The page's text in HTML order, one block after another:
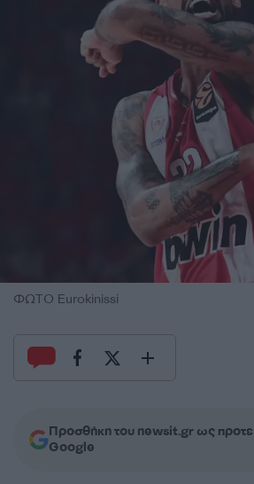
ΦΩΤΟ Eurokinissi
Προσθήκη του newsit.gr ως
Google